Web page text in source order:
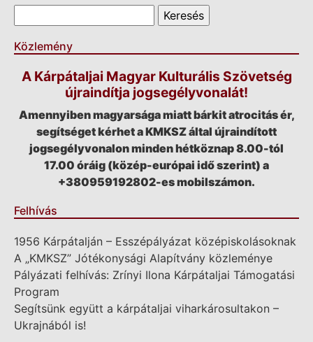
Keresés űrlap
Keresés
Közlemény
A Kárpátaljai Magyar Kulturális Szövetség
újraindítja jogsegélyvonalát!
Amennyiben magyarsága miatt bárkit atrocitás ér,
segítséget kérhet a KMKSZ által újraindított
jogsegélyvonalon minden hétköznap 8.00-tól
17.00 óráig (közép-európai idő szerint) a
+380959192802-es mobilszámon.
Felhívás
1956 Kárpátalján – Esszépályázat középiskolásoknak
A „KMKSZ” Jótékonysági Alapítvány közleménye
Pályázati felhívás: Zrínyi Ilona Kárpátaljai Támogatási
Program
Segítsünk együtt a kárpátaljai viharkárosultakon –
Ukrajnából is!